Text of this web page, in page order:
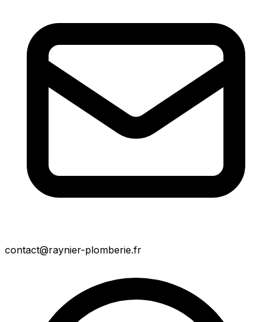
contact@raynier-plomberie.fr